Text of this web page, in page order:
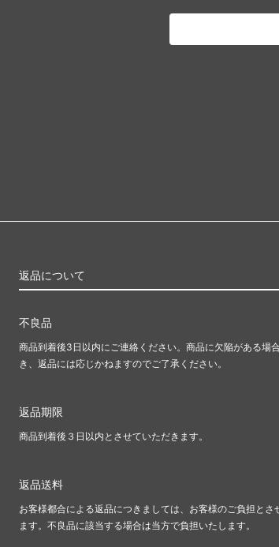
返品について
不良品
商品到着後3日以内にご連絡ください。商品に欠陥がある場
き、返品には応じかねますのでご了承ください。
返品期限
商品到着後３日以内とさせていただきます。
返品送料
お客様都合による返品につきましては、お客様のご負担とさ
ます。不良品に該当する場合は当方で負担いたします。